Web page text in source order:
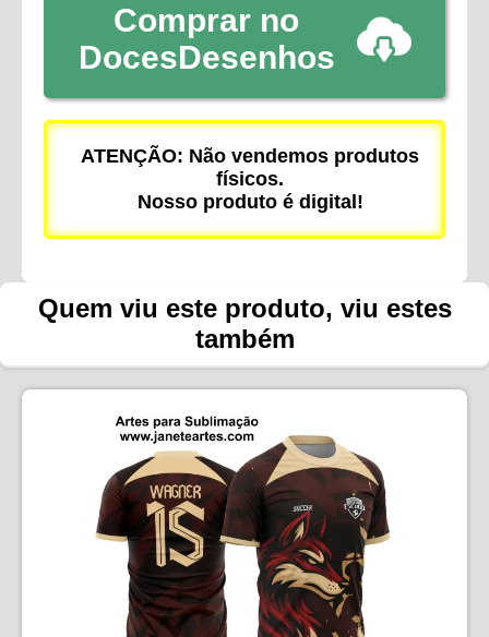
Comprar no
DocesDesenhos
ATENÇÃO: Não vendemos produtos
físicos.
Nosso produto é digital!
Quem viu este produto, viu estes
também